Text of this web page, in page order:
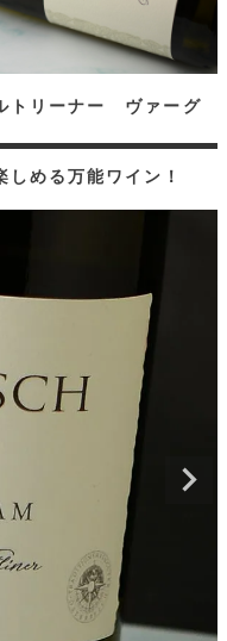
める万能ワイン！
トリーナー ヴァーグ